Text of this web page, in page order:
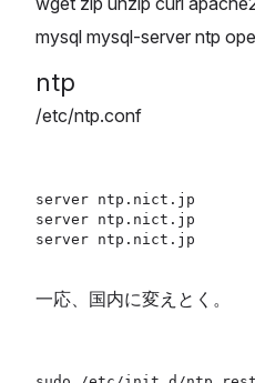
mysql mysql-server ntp
ntp
/etc/ntp.conf
server ntp.nict.jp
server ntp.nict.jp
一応、国内に変えとく。